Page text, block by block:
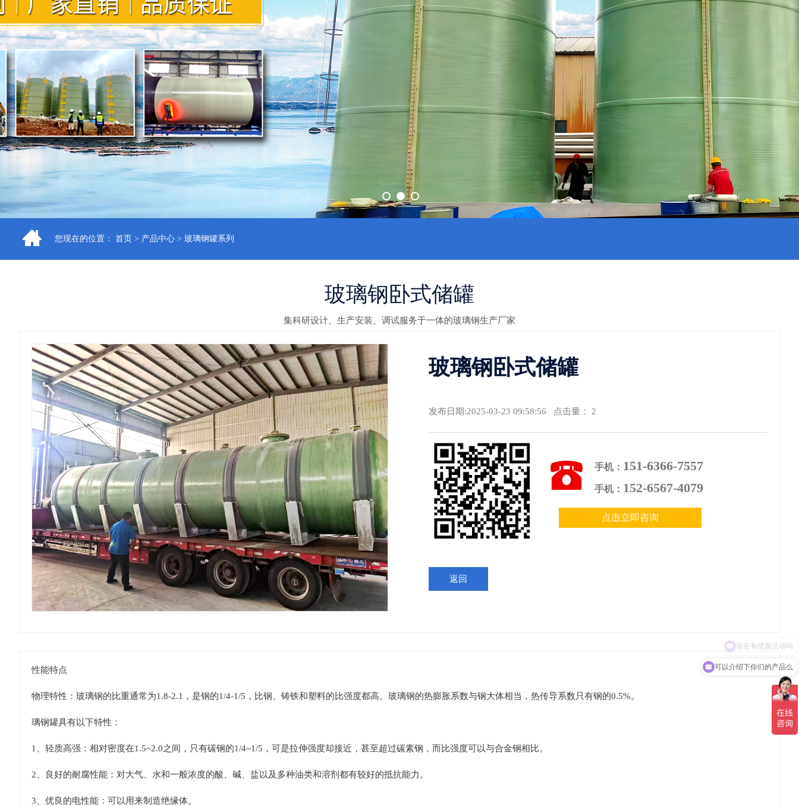
1 2 3
您现在的位置： 首页 > 产品中心 > 玻璃钢罐系列
玻璃钢卧式储罐
集科研设计、生产安装、调试服务于一体的玻璃钢生产厂家
玻璃钢卧式储罐
发布日期:2025-03-23 09:58:56 点击量： 2
手机： 151-6366-7557
手机： 152-6567-4079
点击立即咨询
返回
性能特点
物理特性：玻璃钢的比重通常为1.8-2.1，是钢的1/4-1/5，比钢、铸铁和塑料的比强度都高。玻璃钢的热膨胀系数与钢大体相当，热传导系数只有钢的0.5%。
璃钢罐具有以下特性：
1、轻质高强：相对密度在1.5~2.0之间，只有碳钢的1/4~1/5，可是拉伸强度却接近，甚至超过碳素钢，而比强度可以与合金钢相比。
2、良好的耐腐性能：对大气、水和一般浓度的酸、碱、盐以及多种油类和溶剂都有较好的抵抗能力。
3、优良的电性能：可以用来制造绝缘体。
可以介绍下你们的产品么